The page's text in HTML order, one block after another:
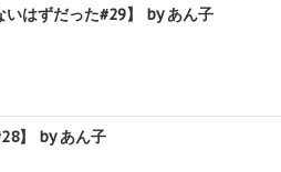
いはずだった#29】 by あん子
】 by あん子